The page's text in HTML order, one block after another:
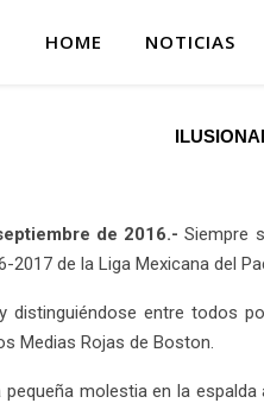
HOME NOTICIAS
de 2016.-Siempre
de la Liga Mexicana del
distinguiéndose entre todos
Medias Rojas de Boston.
pequeña molestia en la